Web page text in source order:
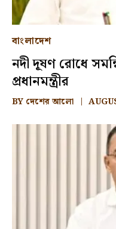
বাংলাদেশ
নদী দূষণ রোধে
প্রধানমন্ত্রীর
BY দেশের আলো